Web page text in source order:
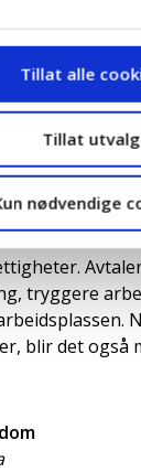
Tillat alle
Tillat utvalg
nødvendige
for
arbeid til at
tryggere
blir det også